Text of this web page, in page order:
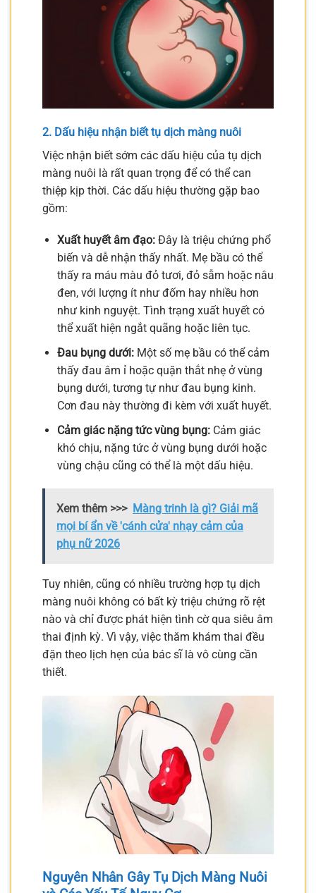
2. Dấu hiệu nhận biết tụ dịch màng nuôi
Việc nhận biết sớm các dấu hiệu của tụ dịch
màng nuôi là rất quan trọng để có thể can
thiệp kịp thời. Các dấu hiệu thường gặp bao
gồm:
Xuất huyết âm đạo:Đây là triệu chứng phổ
biến và dễ nhận thấy nhất. Mẹ bầu có thể
thấy ra máu màu đỏ tươi, đỏ sẫm hoặc nâu
đen, với lượng ít như đốm hay nhiều hơn
như kinh nguyệt. Tình trạng xuất huyết có
thể xuất hiện ngắt quãng hoặc liên tục.
Đau bụng dưới:Một số mẹ bầu có thể cảm
thấy đau âm ỉ hoặc quặn thắt nhẹ ở vùng
bụng dưới, tương tự như đau bụng kinh.
Cơn đau này thường đi kèm với xuất huyết.
Cảm giác nặng tức vùng bụng:Cảm giác
khó chịu, nặng tức ở vùng bụng dưới hoặc
vùng chậu cũng có thể là một dấu hiệu.
Xem thêm >>> Màng trinh là gì? Giải mã
mọi bí ẩn về 'cánh cửa' nhạy cảm của
phụ nữ 2026
Tuy nhiên, cũng có nhiều trường hợp tụ dịch
màng nuôi không có bất kỳ triệu chứng rõ rệt
nào và chỉ được phát hiện tình cờ qua siêu âm
thai định kỳ. Vì vậy, việc thăm khám thai đều
đặn theo lịch hẹn của bác sĩ là vô cùng cần
thiết.
Nguyên Nhân Gây Tụ Dịch Màng Nuôi